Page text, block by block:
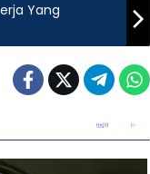
Yang